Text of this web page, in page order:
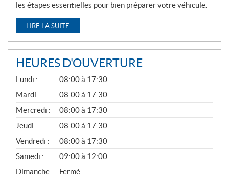
les étapes essentielles pour bien préparer votre véhicule.
LIRE LA SUITE
HEURES D'OUVERTURE
G
É
N
É
R
A
L
Lundi :
08:00 à 17:30
Mardi :
08:00 à 17:30
Mercredi :
08:00 à 17:30
Jeudi :
08:00 à 17:30
Vendredi :
08:00 à 17:30
Samedi :
09:00 à 12:00
Dimanche :
Fermé